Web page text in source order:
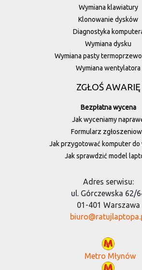
Wymiana klawiatury
Klonowanie dysków
Diagnostyka
Wymiana dysku
Wymiana pasty
Wymiana wentylatora
ZGŁOŚ AWARIĘ
Bezpłatna wycena
Jak wyceniamy
Formularz
Jak przygotować komputer do
Jak sprawdzić model
Adres serwisu:
ul. Górczewska 62/
01-401 Warszawa
Metro Młynów